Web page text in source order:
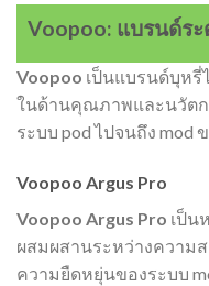
Voopoo: แบรนด์ร
Voopoo เป็นแบรนด์บุหรี่
ในด้านคุณภาพและนวัต
ระบบ pod ไปจนถึง
Voopoo Argus Pro
Voopoo Argus Pro เป็น
ผสมผสานระหว่างความ
ความยืดหยุ่นของระบบ